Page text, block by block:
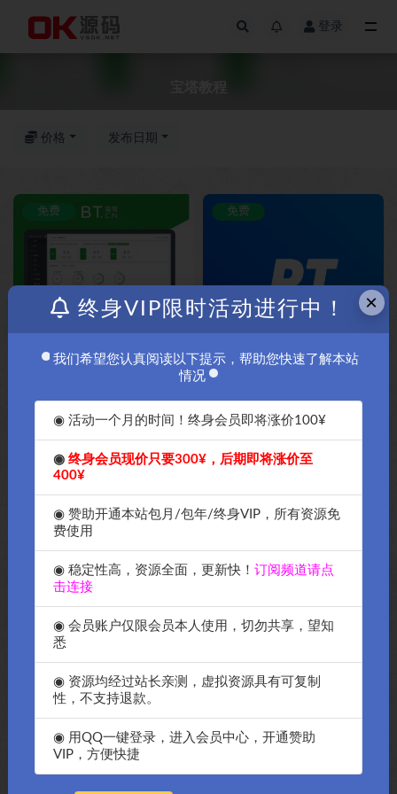
登录
宝塔教程
价格 发布日期
免费
宝塔面板申请证书的时候提示
attribute ‘sign’ OK源码中国教大
免费
NexusPHP v1.8.11（PT源码）-
OK源码中国资源网教你如何用
Linux命令导出导入宝塔面板大
容量mysql数据库教程
宝塔创建FTP连接不上的解决方
免费
在使用宝塔的时候出现错误：检
测到系统关键目录不可写!，两
行命令解决-OK源码中国教程网
挂载云服务器硬盘，傻瓜化教
程-OK源码中国教程
×
终身VIP限时活动进行中！
我们希望您认真阅读以下提示，帮助您快速了解本站
情况
◉ 活动一个月的时间！终身会员即将涨价100¥
◉终身会员现价只要300¥，后期即将涨价至
400¥
◉ 赞助开通本站包月/包年/终身VIP，所有资源免
费使用
◉ 稳定性高，资源全面，更新快！订阅频道请点
击连接
◉ 会员账户仅限会员本人使用，切勿共享，望知
悉
◉ 资源均经过站长亲测，虚拟资源具有可复制
性，不支持退款。
◉ 用QQ一键登录，进入会员中心，开通赞助
VIP，方便快捷